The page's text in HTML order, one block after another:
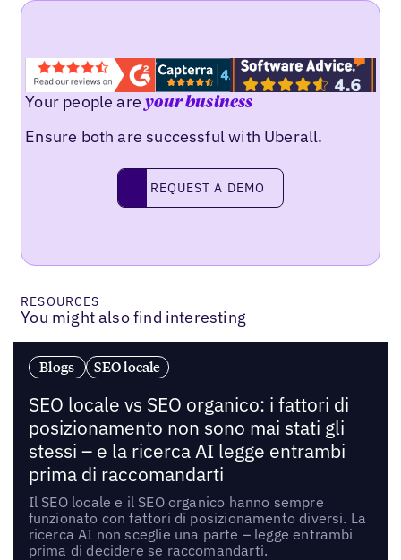
Your people areyour business
Ensure both are successful with Uberall.
Request a demo
REQUEST A DEMO
RESOURCES
You might also find interesting
Blogs SEO locale
SEO locale vs SEO organico: i fattori di
posizionamento non sono mai stati gli
stessi – e la ricerca AI legge entrambi
prima di raccomandarti
Il SEO locale e il SEO organico hanno sempre
funzionato con fattori di posizionamento diversi. La
ricerca AI non sceglie una parte – legge entrambi
prima di decidere se raccomandarti.